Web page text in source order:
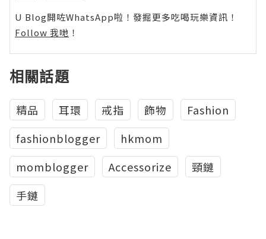
U Blog開咗WhatsApp啦！發掘更多吃喝玩樂資訊！
Follow 我哋 ！
相關話題
精品 耳環 戒指 飾物
Fashion
fashionblogger
hkmom
momblogger
Accessorize
頸鏈
手鏈